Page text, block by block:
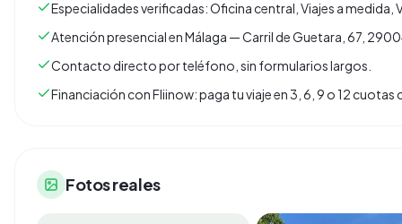
Especialidades verificadas: Oficina central, Viajes a
Atención presencial en Málaga — Carril de Guetara, 67,
Contacto directo por teléfono, sin formularios largos.
Financiación con Fliinow: paga tu viaje en 3, 6, 9 o 12
Fotos reales